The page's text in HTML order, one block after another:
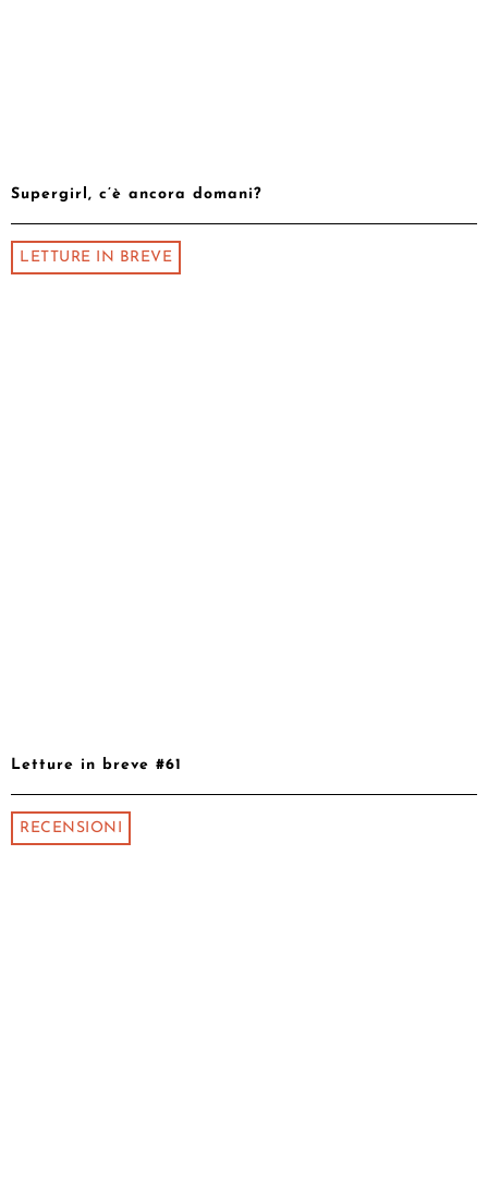
Supergirl, c’è ancora domani?
LETTURE IN BREVE
Letture in breve #61
RECENSIONI